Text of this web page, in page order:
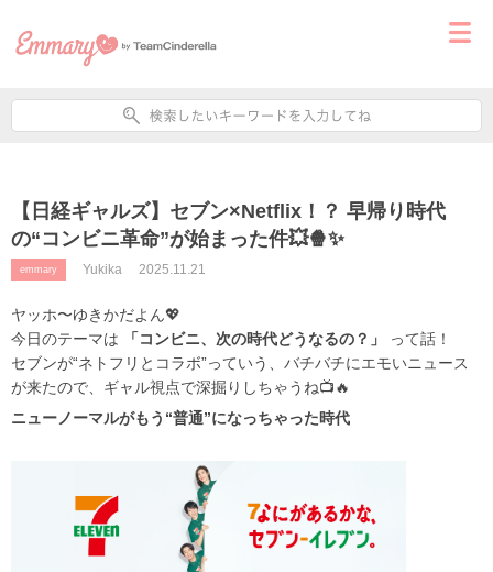
【日経ギャルズ】セブン×Netflix！？ 早帰り時代
の“コンビニ革命”が始まった件💥🍿✨
emmary Yukika 2025.11.21
ヤッホ〜ゆきかだよん💖
今日のテーマは
「コンビニ、次の時代どうなるの？」
って話！
セブンが“ネトフリとコラボ”っていう、バチバチにエモいニュース
が来たので、ギャル視点で深掘りしちゃうね📺🔥
ニューノーマルがもう“普通”になっちゃった時代